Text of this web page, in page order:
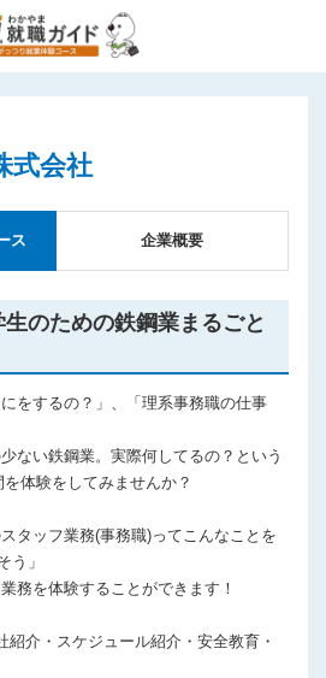
式会社
ス 企業概要
のための鉄鋼業まるごと
をするの？」、「理系事務職の仕事
鉄鋼業。実際何してるの？という
体験をしてみませんか？
タッフ業務(事務職)ってこんなことを
う」
験することができます！
介・スケジュール紹介・安全教育・